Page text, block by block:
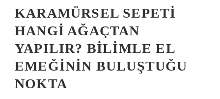
KARAMÜRSEL SEPETI
HANGI AĞAÇTAN
YAPILIR? BILIMLE EL
EMEĞININ BULUŞTUĞU
NOKTA